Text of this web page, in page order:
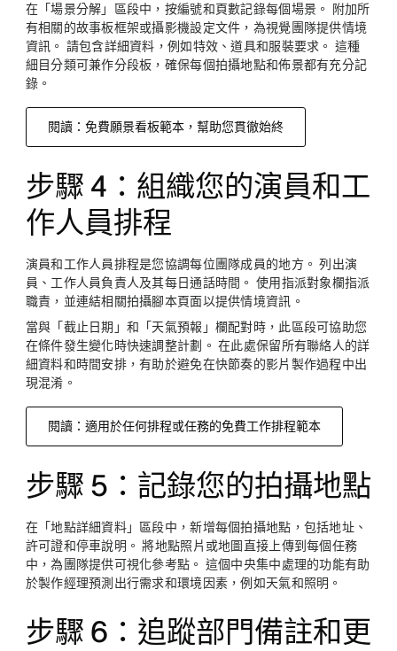
在「場景分解」區段中，按編號和頁數記錄每個場景。 附加所
有相關的故事板框架或攝影機設定文件，為視覺團隊提供情境
資訊。 請包含詳細資料，例如特效、道具和服裝要求。 這種
細目分類可兼作分段板，確保每個拍攝地點和佈景都有充分記
錄。
閱讀：免費願景看板範本，幫助您貫徹始終
步驟 4：組織您的演員和工
作人員排程
演員和工作人員排程是您協調每位團隊成員的地方。 列出演
員、工作人員負責人及其每日通話時間。 使用指派對象欄指派
職責，並連結相關拍攝腳本頁面以提供情境資訊。
當與「截止日期」和「天氣預報」欄配對時，此區段可協助您
在條件發生變化時快速調整計劃。 在此處保留所有聯絡人的詳
細資料和時間安排，有助於避免在快節奏的影片製作過程中出
現混淆。
閱讀：適用於任何排程或任務的免費工作排程範本
步驟 5：記錄您的拍攝地點
在「地點詳細資料」區段中，新增每個拍攝地點，包括地址、
許可證和停車說明。 將地點照片或地圖直接上傳到每個任務
中，為團隊提供可視化參考點。 這個中央集中處理的功能有助
於製作經理預測出行需求和環境因素，例如天氣和照明。
步驟 6：追蹤部門備註和更